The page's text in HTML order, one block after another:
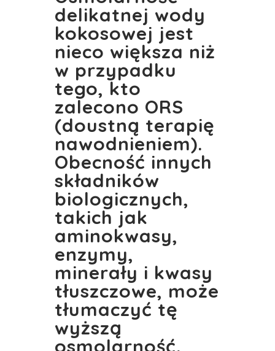
delikatnej wody
kokosowej jest
nieco większa niż
w przypadku
tego, kto
zalecono ORS
(doustną terapię
nawodnieniem).
Obecność innych
składników
biologicznych,
takich jak
aminokwasy,
enzymy,
minerały i kwasy
tłuszczowe, może
tłumaczyć tę
wyższą
osmolarność.